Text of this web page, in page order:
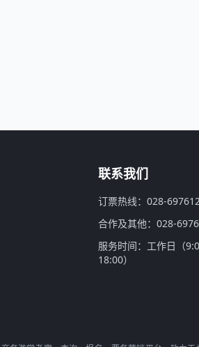
联系我们
订票热线：028-
合作及其他：028-
服务时间：工作日（
18:00）